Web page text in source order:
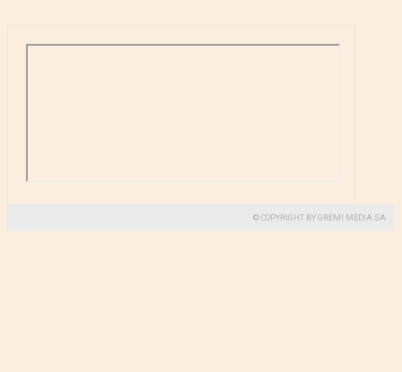
© COPYRIGHT BY GREMI MEDIA SA